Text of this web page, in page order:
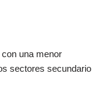
una menor
sectores secundario